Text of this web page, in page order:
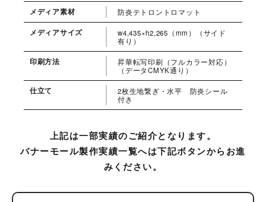
メディア素材 防炎テトロントロマット
メディアサイズ
w4,435×h2,265（mm）（サイド
有り）
印刷方法
昇華転写印刷（フルカラー対応）
（データCMYK通り）
仕立て
2枚生地繋ぎ・水平 防炎シール
付き
上記は一部実績のご紹介となります。
バナーモール製作実績一覧へは下記ボタンからお進
みください。